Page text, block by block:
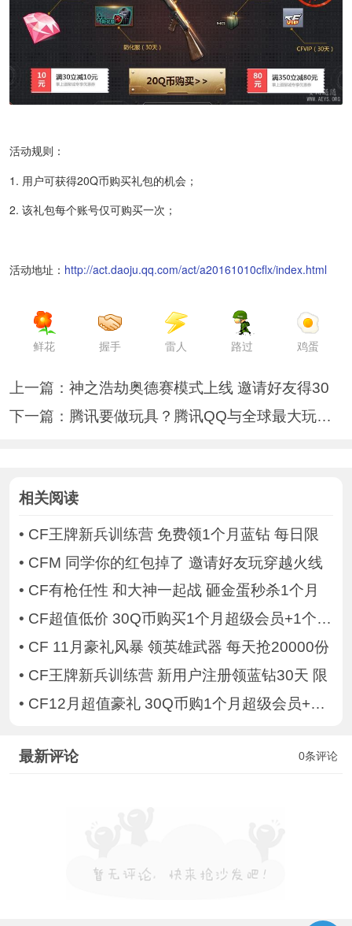
活动规则：
1. 用户可获得20Q币购买礼包的机会；
2. 该礼包每个账号仅可购买一次；
活动地址： http://act.daoju.qq.com/act/a20161010cflx/index.html
鲜花 握手 雷人 路过 鸡蛋
上一篇： 神之浩劫奥德赛模式上线 邀请好友得30
下一篇： 腾讯要做玩具？腾讯QQ与全球最大玩具公
相关阅读
• CF王牌新兵训练营 免费领1个月蓝钻 每日限
• CFM 同学你的红包掉了 邀请好友玩穿越火线
• CF有枪任性 和大神一起战 砸金蛋秒杀1个月
• CF超值低价 30Q币购买1个月超级会员+1个月C
• CF 11月豪礼风暴 领英雄武器 每天抢20000份
• CF王牌新兵训练营 新用户注册领蓝钻30天 限
• CF12月超值豪礼 30Q币购1个月超级会员+1个
0条评论
最新评论